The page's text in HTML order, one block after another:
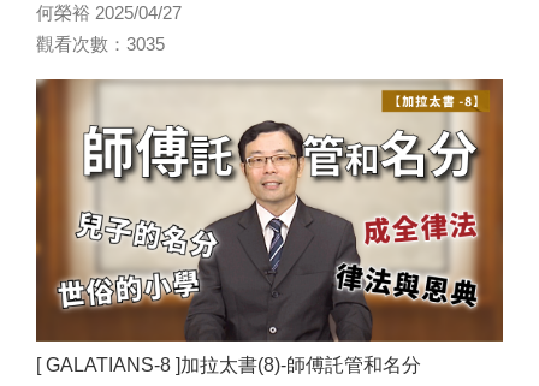
何榮裕 2025/04/27
觀看次數：3035
[ GALATIANS-8 ]加拉太書(8)-師傅託管和名分